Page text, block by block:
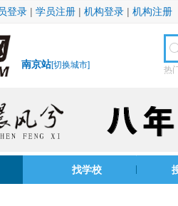
登录 | 学员注册 | 机构登录 | 机构注册
南京站[切换城市] 热
找学校